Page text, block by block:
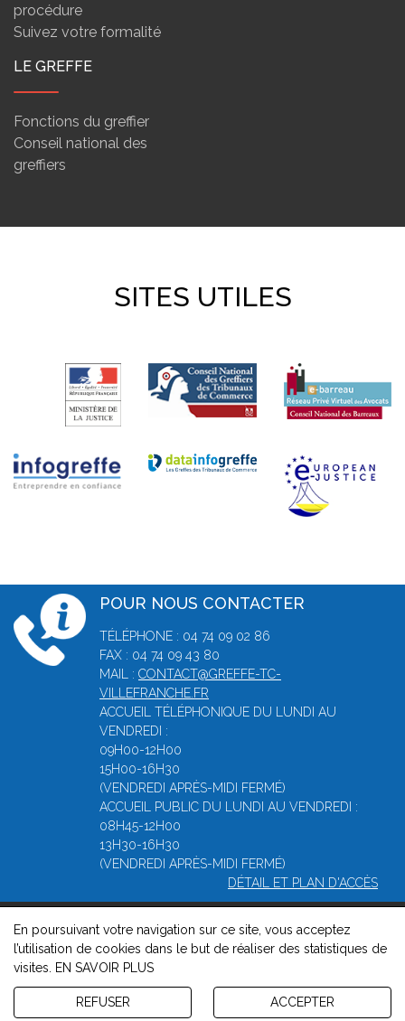
procédure
Suivez votre formalité
LE GREFFE
Fonctions du greffier
Conseil national des
greffiers
SITES UTILES
POUR NOUS CONTACTER
TÉLÉPHONE : 04 74 09 02 86
FAX : 04 74 09 43 80
MAIL : CONTACT@GREFFE-TC-
VILLEFRANCHE.FR
ACCUEIL TÉLÉPHONIQUE DU LUNDI AU
VENDREDI :
09H00-12H00
15H00-16H30
(VENDREDI APRÈS-MIDI FERMÉ)
ACCUEIL PUBLIC DU LUNDI AU VENDREDI :
08H45-12H00
13H30-16H30
(VENDREDI APRÈS-MIDI FERMÉ)
DÉTAIL ET PLAN D'ACCÈS
© 2026, Greffe du Tribunal de Commerce de Villefranche -
Mentions légales-Contact -Gestion des cookies-Politique de
confidentialité et de cookies
Version : 1.8.1
En poursuivant votre navigation sur ce site, vous acceptez
l’utilisation de cookies dans le but de réaliser des statistiques de
visites.
EN SAVOIR PLUS
REFUSER ACCEPTER